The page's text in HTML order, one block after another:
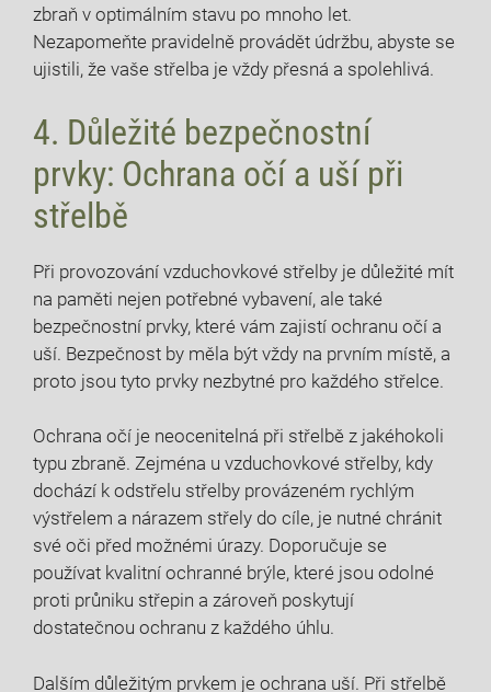
zbraň v optimálním stavu po mnoho let.
Nezapomeňte pravidelně provádět údržbu, abyste se
ujistili, že vaše střelba je vždy přesná a spolehlivá.
4. Důležité bezpečnostní
prvky: Ochrana očí a uší při
střelbě
Při provozování vzduchovkové střelby je důležité mít
na paměti nejen potřebné vybavení, ale také
bezpečnostní prvky, které vám zajistí ochranu očí a
uší. Bezpečnost by měla být vždy na prvním místě, a
proto jsou tyto prvky nezbytné pro každého střelce.
Ochrana očí je neocenitelná při střelbě z jakéhokoli
typu zbraně. Zejména u vzduchovkové střelby, kdy
dochází k odstřelu střelby provázeném rychlým
výstřelem a nárazem střely do cíle, je nutné chránit
své oči před možnémi úrazy. Doporučuje se
používat kvalitní ochranné brýle, které jsou odolné
proti průniku střepin a zároveň poskytují
dostatečnou ochranu z každého úhlu.
Dalším důležitým prvkem je ochrana uší. Při střelbě